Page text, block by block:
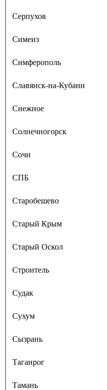
Серпухов
Симеиз
Симферополь
Славянск-на-Кубани
Снежное
Солнечногорск
Сочи
СПБ
Старобешево
Старый Крым
Старый Оскол
Строитель
Судак
Сухум
Сызрань
Таганрог
Тамань